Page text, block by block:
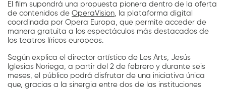
El film supondrá una propuesta pionera dentro de la oferta
de contenidos deOperaVision, la plataforma digital
coordinada por Opera Europa, que permite acceder de
manera gratuita a los espectáculos más destacados de
los teatros líricos europeos.
Según explica el director artístico de Les Arts, Jesús
Iglesias Noriega, a partir del 2 de febrero y durante seis
meses, el público podrá disfrutar de una iniciativa única
que, gracias a la sinergia entre dos de las instituciones